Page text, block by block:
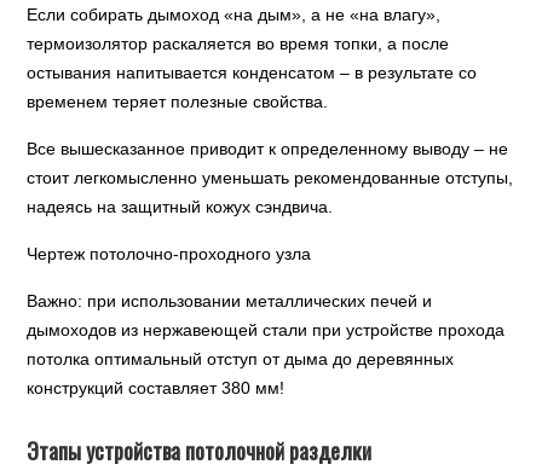
Если собирать дымоход «на дым», а не «на влагу»,
термоизолятор раскаляется во время топки, а после
остывания напитывается конденсатом – в результате со
временем теряет полезные свойства.
Все вышесказанное приводит к определенному выводу – не
стоит легкомысленно уменьшать рекомендованные отступы,
надеясь на защитный кожух сэндвича.
Чертеж потолочно-проходного узла
Важно: при использовании металлических печей и
дымоходов из нержавеющей стали при устройстве прохода
потолка оптимальный отступ от дыма до деревянных
конструкций составляет 380 мм!
Этапы устройства потолочной разделки